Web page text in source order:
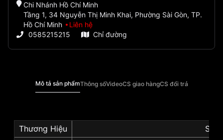
Chi Nhánh Hồ Chí Minh
Tầng 1, 34 Nguyễn Thị Minh Khai, Phường Sài Gòn, TP.
Hồ Chí Minh
Liên hệ
0585215215
Chỉ đường
Mô tả sản phẩmThông sốVideoCS giao hàngCS đổi trả
Thương Hiệu